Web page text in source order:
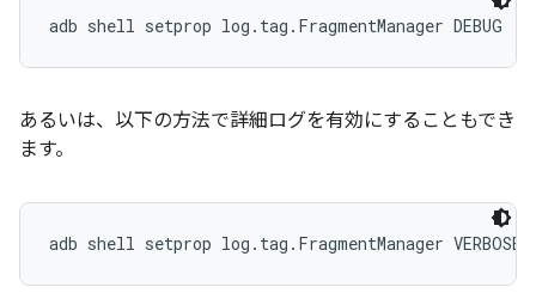
あるいは、以下の方法で詳細ログを有効にすることもでき
ます。